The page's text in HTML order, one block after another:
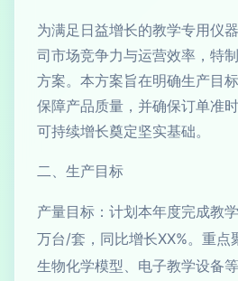
为满足日益增长的教学专用仪
司市场竞争力与运营效率，特
方案。本方案旨在明确生产目
保障产品质量，并确保订单准
可持续增长奠定坚实基础。
二、生产目标
产量目标：计划本年度完成教
万台/套，同比增长XX%。重点
生物化学模型、电子教学设备等